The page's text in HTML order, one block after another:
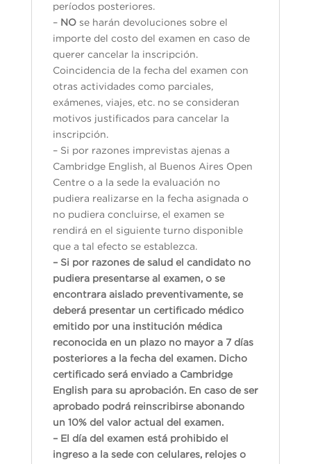
períodos posteriores.
– NOse harán devoluciones sobre el
importe del costo del examen en caso de
querer cancelar la inscripción.
Coincidencia de la fecha del examen con
otras actividades como parciales,
exámenes, viajes, etc. no se consideran
motivos justificados para cancelar la
inscripción.
– Si por razones imprevistas ajenas a
Cambridge English, al Buenos Aires Open
Centre o a la sede la evaluación no
pudiera realizarse en la fecha asignada o
no pudiera concluirse, el examen se
rendirá en el siguiente turno disponible
que a tal efecto se establezca.
– Si por razones de salud el candidato no
pudiera presentarse al examen, o se
encontrara aislado preventivamente, se
deberá presentar un certificado médico
emitido por una institución médica
reconocida en un plazo no mayor a 7 días
posteriores a la fecha del examen. Dicho
certificado será enviado a Cambridge
English para su aprobación. En caso de ser
aprobado podrá reinscribirse abonando
un 10% del valor actual del examen.
– El día del examen está prohibido el
ingreso a la sede con celulares, relojes o